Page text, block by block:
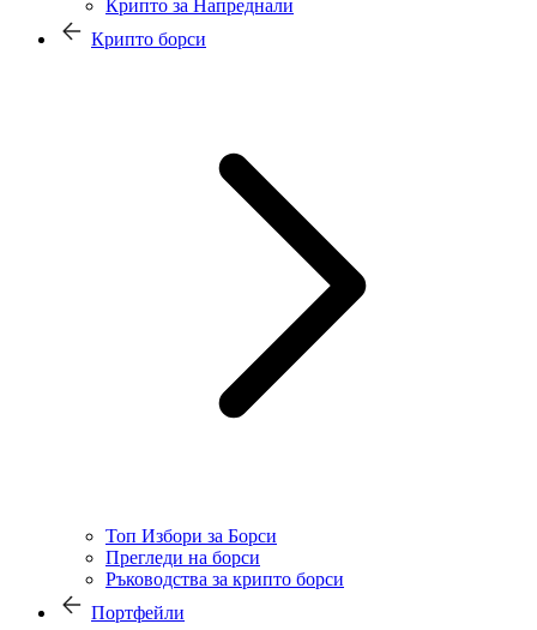
Крипто за Напреднали
Крипто борси
Топ Избори за Борси
Прегледи на борси
Ръководства за крипто борси
Портфейли